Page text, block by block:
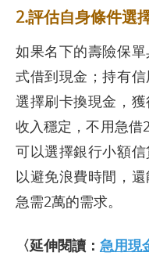
2.評估自身條件選
如果名下的壽險保
式借到現金；持有
選擇刷卡換現金，
收入穩定，不用急借
可以選擇銀行小額
以避免浪費時間，
急需2萬的需求。
〈延伸閱讀： 急用現